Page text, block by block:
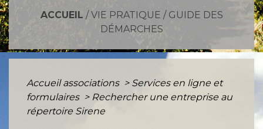
ACCUEIL / VIE PRATIQUE / GUIDE DES
DÉMARCHES
Accueil associations > Services en ligne et
formulaires > Rechercher une entreprise au
répertoire Sirene